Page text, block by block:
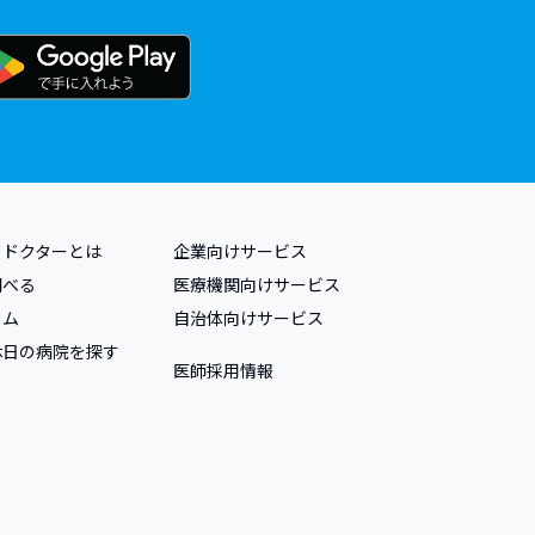
クターとは
る
の病院を探す
企業向けサービス
医療機関向けサービス
自治体向けサービス
医師採用情報